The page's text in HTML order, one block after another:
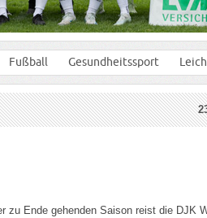
Fußball Gesundheitssport
zu Ende gehenden Saison reist die DJK